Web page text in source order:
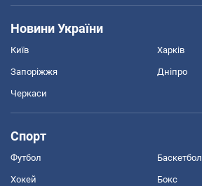
Новини України
Київ Харків
Запоріжжя Дніпро
Черкаси
Спорт
Футбол Баскетбол
Хокей Бокс